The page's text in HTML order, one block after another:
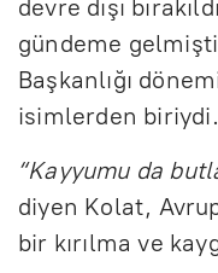
devre dışı
gündeme
Başkanlığı
isimlerden biriydi.
“Kayyumu da
diyen Kolat,
bir kırılma ve